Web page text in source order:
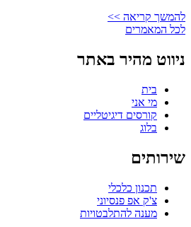
להמשך קריאה >>
לכל המאמרים
ניווט מהיר באתר
בית
מי אני
קורסים דיגיטליים
בלוג
שירותים
תכנון כלכלי
צ'ק אפ פנסיוני
מענה להתלבטויות